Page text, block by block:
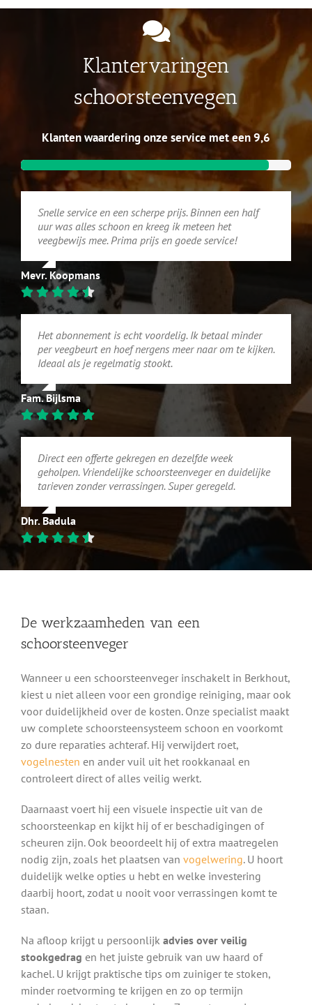
Klantervaringen
schoorsteenvegen
Klanten waardering onze service met een 9,6
Snelle service en een scherpe prijs. Binnen een half
uur was alles schoon en kreeg ik meteen het
veegbewijs mee. Prima prijs en goede service!
Mevr. Koopmans
Het abonnement is echt voordelig. Ik betaal minder
per veegbeurt en hoef nergens meer naar om te kijken.
Ideaal als je regelmatig stookt.
Fam. Bijlsma
Direct een offerte gekregen en dezelfde week
geholpen. Vriendelijke schoorsteenveger en duidelijke
tarieven zonder verrassingen. Super geregeld.
Dhr. Badula
De werkzaamheden van een
schoorsteenveger
Wanneer u een schoorsteenveger inschakelt in Berkhout,
kiest u niet alleen voor een grondige reiniging, maar ook
voor duidelijkheid over de kosten. Onze specialist maakt
uw complete schoorsteensysteem schoon en voorkomt
zo dure reparaties achteraf. Hij verwijdert roet,
vogelnesten en ander vuil uit het rookkanaal en
controleert direct of alles veilig werkt.
Daarnaast voert hij een visuele inspectie uit van de
schoorsteenkap en kijkt hij of er beschadigingen of
scheuren zijn. Ook beoordeelt hij of extra maatregelen
nodig zijn, zoals het plaatsen van vogelwering. U hoort
duidelijk welke opties u hebt en welke investering
daarbij hoort, zodat u nooit voor verrassingen komt te
staan.
Na afloop krijgt u persoonlijk advies over veilig
stookgedrag en het juiste gebruik van uw haard of
kachel. U krijgt praktische tips om zuiniger te stoken,
minder roetvorming te krijgen en zo op termijn